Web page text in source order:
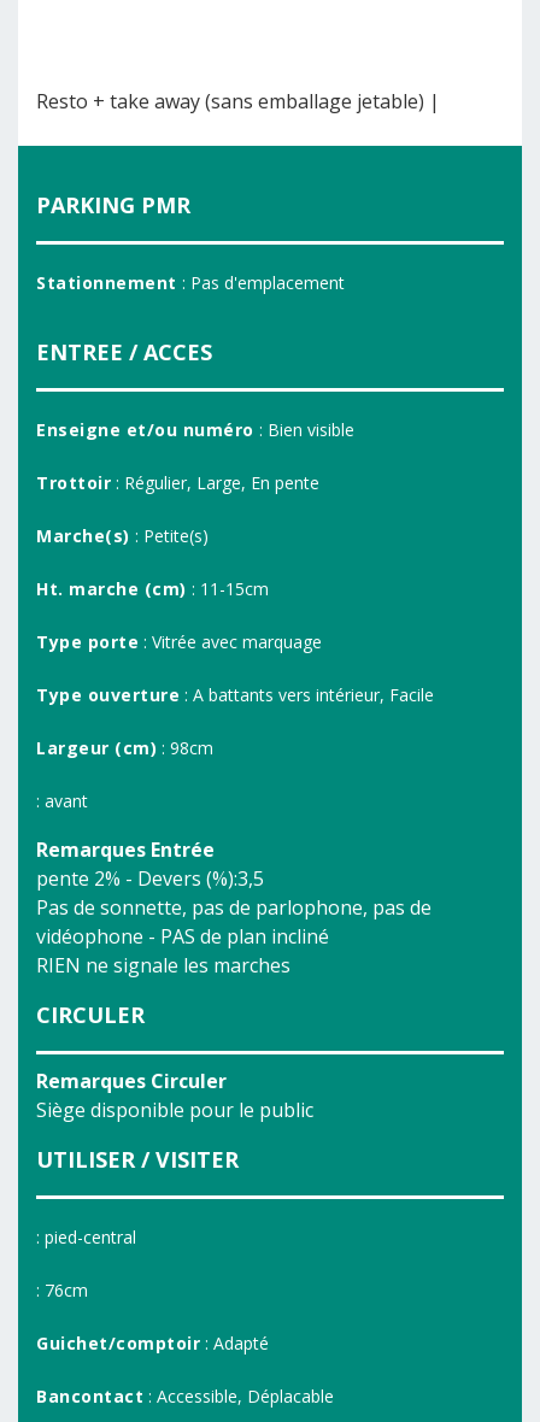
Resto + take away (sans emballage jetable) |
PARKING PMR
Stationnement : Pas d'emplacement
ENTREE / ACCES
Enseigne et/ou numéro : Bien visible
Trottoir : Régulier, Large, En pente
Marche(s) : Petite(s)
Ht. marche (cm) : 11-15cm
Type porte : Vitrée avec marquage
Type ouverture : A battants vers intérieur, Facile
Largeur (cm) : 98cm
: avant
Remarques Entrée
pente 2% - Devers (%):3,5
Pas de sonnette, pas de parlophone, pas de
vidéophone - PAS de plan incliné
RIEN ne signale les marches
CIRCULER
Remarques Circuler
Siège disponible pour le public
UTILISER / VISITER
: pied-central
: 76cm
Guichet/comptoir : Adapté
Bancontact : Accessible, Déplacable